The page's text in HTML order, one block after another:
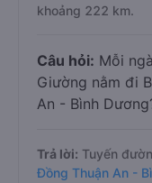
khoảng 222 km.
Câu hỏi: Mỗi
Giường nằm đi
An - Bình
Trả lời: Tuyến
Đồng Thuận An -